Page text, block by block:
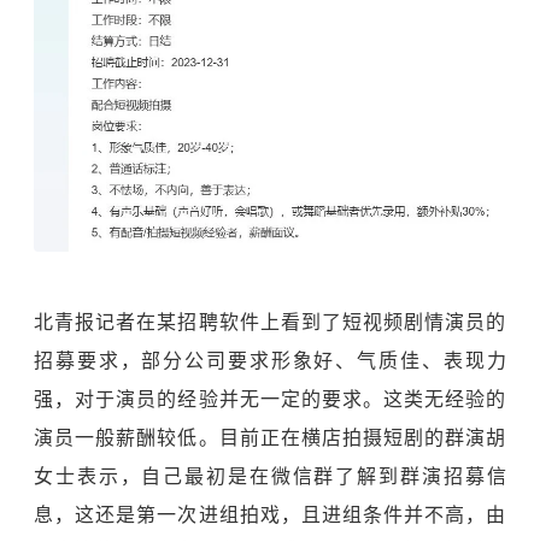
北青报记者在某招聘软件上看到了短视频剧情演员的
招募要求，部分公司要求形象好、气质佳、表现力
强，对于演员的经验并无一定的要求。这类无经验的
演员一般薪酬较低。目前正在横店拍摄短剧的群演胡
女士表示，自己最初是在微信群了解到群演招募信
息，这还是第一次进组拍戏，且进组条件并不高，由